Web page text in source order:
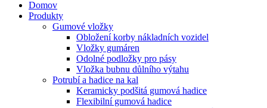
Domov
Produkty
Gumové vložky
Obložení korby nákladních vozidel
Vložky gumáren
Odolné podložky pro pásy
Vložka bubnu důlního výtahu
Potrubí a hadice na kal
Keramicky podšitá gumová hadice
Flexibilní gumová hadice